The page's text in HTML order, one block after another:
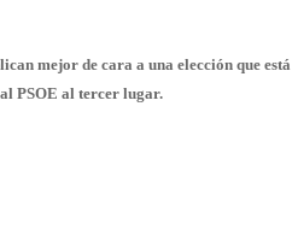
mejor de cara a una elección que está
PSOE al tercer lugar.